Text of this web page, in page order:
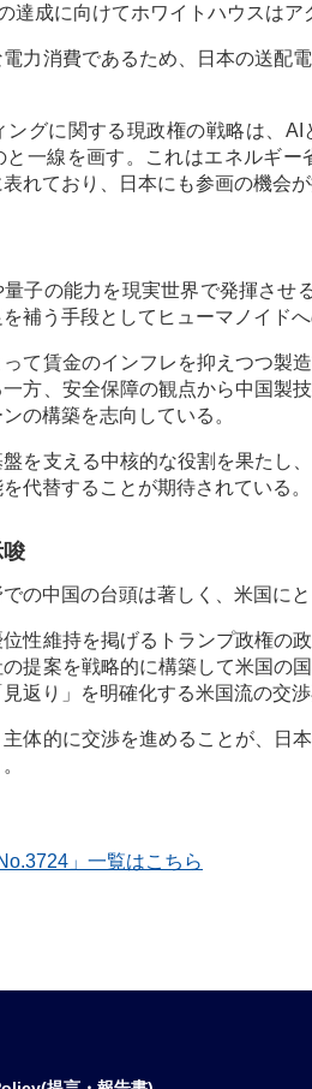
達成に向けてホワイトハウスはア
力消費であるため、日本の送配
ングに関する現政権の戦略は、
一線を画す。これはエネルギー
れており、日本にも参画の機会が
子の能力を現実世界で発揮させ
補う手段としてヒューマノイド
て賃金のインフレを抑えつつ製
方、安全保障の観点から中国製
の構築を志向している。
を支える中核的な役割を果たし
代替することが期待されている。
の中国の台頭は著しく、米国に
性維持を掲げるトランプ政権の
提案を戦略的に構築して米国の
返り」を明確化する米国流の交渉
体的に交渉を進めることが、日
」一覧はこちら